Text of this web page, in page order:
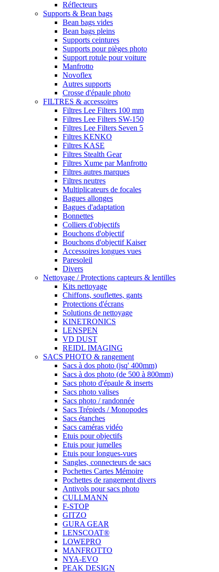
Réflecteurs
Supports & Bean bags
Bean bags vides
Bean bags pleins
Supports ceintures
Supports pour pièges photo
Support rotule pour voiture
Manfrotto
Novoflex
Autres supports
Crosse d'épaule photo
FILTRES & accessoires
Filtres Lee Filters 100 mm
Filtres Lee Filters SW-150
Filtres Lee Filters Seven 5
Filtres KENKO
Filtres KASE
Filtres Stealth Gear
Filtres Xume par Manfrotto
Filtres autres marques
Filtres neutres
Multiplicateurs de focales
Bagues allonges
Bagues d'adaptation
Bonnettes
Colliers d'objectifs
Bouchons d'objectif
Bouchons d'objectif Kaiser
Accessoires longues vues
Paresoleil
Divers
Nettoyage / Protections capteurs & lentilles
Kits nettoyage
Chiffons, souflettes, gants
Protections d'écrans
Solutions de nettoyage
KINETRONICS
LENSPEN
VD DUST
REIDL IMAGING
SACS PHOTO & rangement
Sacs à dos photo (jsq' 400mm)
Sacs à dos photo (de 500 à 800mm)
Sacs photo d'épaule & inserts
Sacs photo valises
Sacs photo / randonnée
Sacs Trépieds / Monopodes
Sacs étanches
Sacs caméras vidéo
Etuis pour objectifs
Etuis pour jumelles
Etuis pour longues-vues
Sangles, connecteurs de sacs
Pochettes Cartes Mémoire
Pochettes de rangement divers
Antivols pour sacs photo
CULLMANN
F-STOP
GITZO
GURA GEAR
LENSCOAT®
LOWEPRO
MANFROTTO
NYA-EVO
PEAK DESIGN